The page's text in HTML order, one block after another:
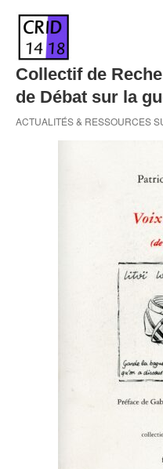
content
Collectif de
de Débat sur la
ACTUALITÉS & RESSOURCES